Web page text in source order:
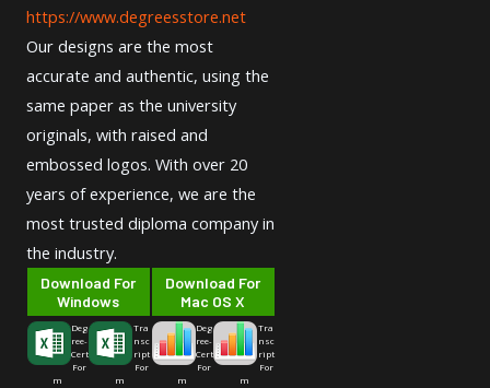
https://www.degreesstore.net
Our designs are the most
accurate and authentic, using the
same paper as the university
originals, with raised and
embossed logos. With over 20
years of experience, we are the
most trusted diploma company in
the industry.
Download For
Windows
Deg
ree-
Cert
For
m
Tra
nsc
ript
For
m
Download For
Mac OS X
Deg
ree-
Cert
For
m
Tra
nsc
ript
For
m